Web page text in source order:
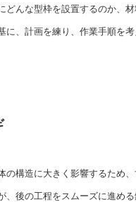
どんな型枠を設置するのか、
に、計画を練り、作業手順を考
の構造に大きく影響するため、
、後の工程をスムーズに進める